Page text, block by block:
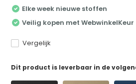
Elke week nieuwe stoffen
Veilig kopen met WebwinkelKeur
Vergelijk
Dit product is leverbaar in de